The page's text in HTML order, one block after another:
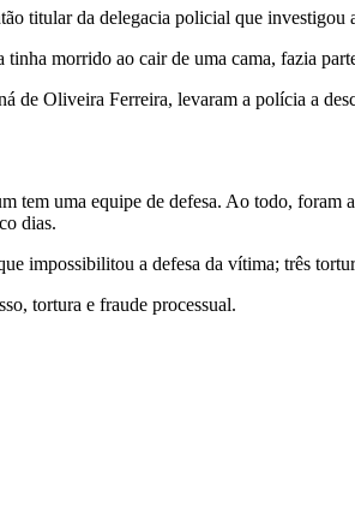
titular da delegacia policial que
morrido ao cair de uma cama, fazia
de Oliveira Ferreira, levaram a polícia a
uma equipe de defesa. Ao todo, foram
dias.
impossibilitou a defesa da vítima; três
tortura e fraude processual.